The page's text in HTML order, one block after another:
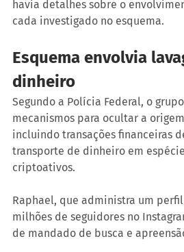
havia detalhes sobre o
cada investigado no esquema.
Esquema envolvia
dinheiro
Segundo a Polícia Federal, o
mecanismos para ocultar a
incluindo transações financeiras
transporte de dinheiro em
criptoativos.
Raphael, que administra um
milhões de seguidores no
de mandado de busca e